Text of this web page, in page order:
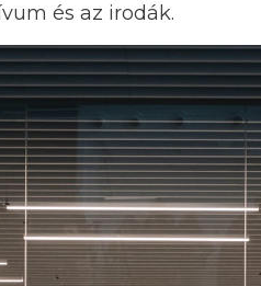
és az irodák.